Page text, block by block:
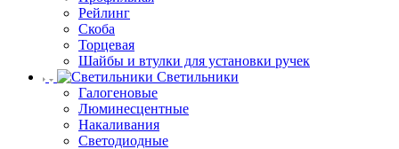
Рейлинг
Скоба
Торцевая
Шайбы и втулки для установки ручек
Светильники
Галогеновые
Люминесцентные
Накаливания
Светодиодные